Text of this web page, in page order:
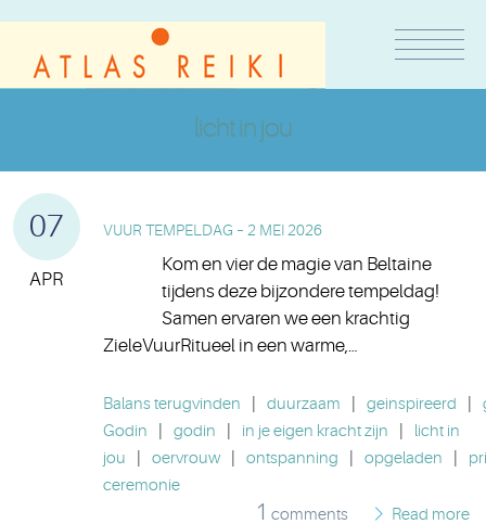
licht in jou
07
APR
VUUR TEMPELDAG – 2 MEI 2026
Kom en vier de magie van Beltaine
tijdens deze bijzondere tempeldag!
Samen ervaren we een krachtig
ZieleVuurRitueel in een warme,…
Balans terugvinden duurzaam geinspireerd
Godin
godin in je eigen kracht zijn
licht in
jou
oervrouw ontspanning opgeladen
ceremonie
1 comments Read more